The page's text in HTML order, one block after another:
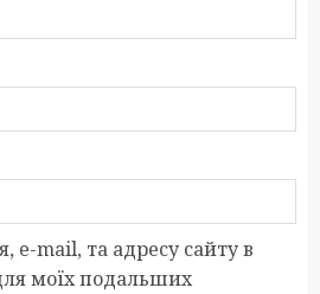
e-mail, та адресу сайту в
моїх подальших